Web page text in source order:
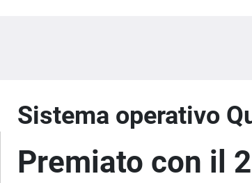
Sistema operativo
Premiato con il